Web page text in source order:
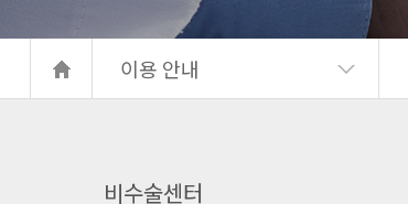
서류발급안
이용 안내
비수술센터